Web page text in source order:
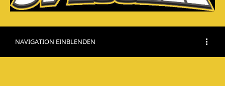
NAVIGATION EINBLENDEN